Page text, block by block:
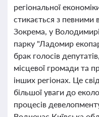
регіональної
стикається з певними
Зокрема, у
парку "Ладомир
брак голосів
місцевої громади та
інших регіонах. Це
більшої уваги до
процесів